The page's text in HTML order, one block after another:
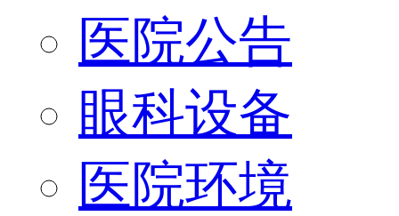
医院公告
眼科设备
医院环境